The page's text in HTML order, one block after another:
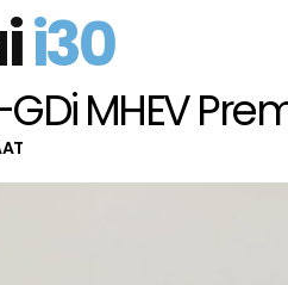
i30
GDi MHEV